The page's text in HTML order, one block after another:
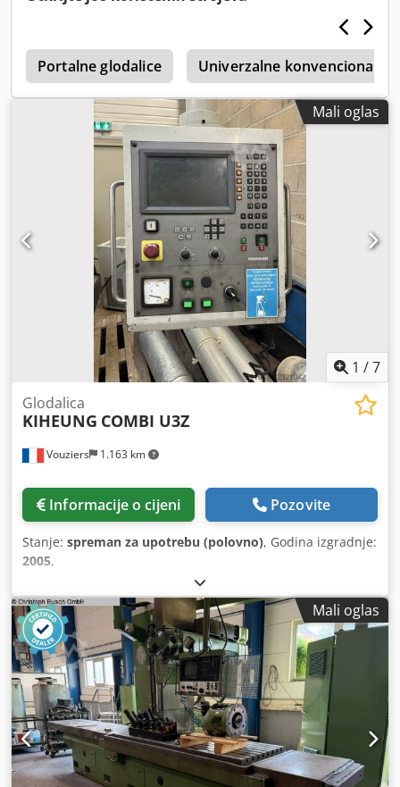
Portalne glodalice Univerzalne konvencionalne
Mali oglas
1 /7
Vouziers 1.163 km
Glodalica
KIHEUNG COMBI U3Z
Informacije o cijeni Pozovite
Stanje: spreman za upotrebu (polovno), Godina izgradnje:
2005,
Mali oglas